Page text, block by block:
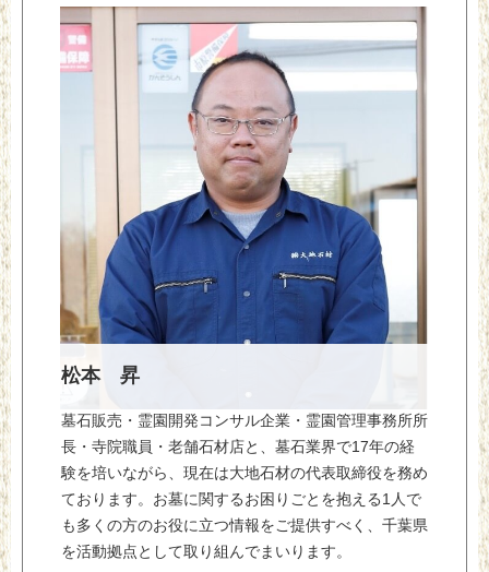
松本 昇
墓石販売・霊園開発コンサル企業・霊園管理事務所所
長・寺院職員・老舗石材店と、墓石業界で17年の経
験を培いながら、現在は大地石材の代表取締役を務め
ております。お墓に関するお困りごとを抱える1人で
も多くの方のお役に立つ情報をご提供すべく、千葉県
を活動拠点として取り組んでまいります。